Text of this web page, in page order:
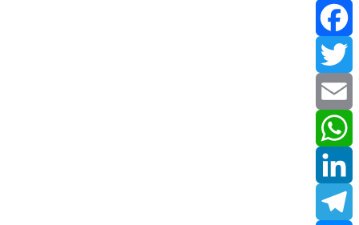
Facebook
Twitter
Email
WhatsApp
LinkedIn